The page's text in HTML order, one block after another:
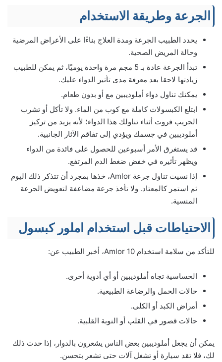
الجرعة وطريقة الاستخدام
يحدد الطبيب الجرعة ومدة العلاج بناءًا على الأعراض المرضية
وحالة المريض الصحية.
تبدأ الجرعة عادة بـ 5 مجم مرة واحدة يوميًا، ثم يمكن للطبيب
زيادتها لاحقا بعد معرفة مدى تأثير الدواء عليك.
يمكنك تناول دواء أملوديبين مع أو بدون طعام.
ابتلع الكبسولات كاملة مع كوب من الماء. ولا تأكل أو تشرب
الجريب فروت أثناء تناولك هذا الدواء؛ لأنه يزيد من تركيز
أملوديبين في جسمك ويؤدي إلى تفاقم الآثار الجانبية.
قد يستغرق الأمر أسبوعين للحصول على فائدة من الدواء
ويظهر تأثيره في خفض ضغط الدم المرتفع.
إذا نسيت تناول جرعة Amlor، خذها بمجرد أن تتذكر ذلك اليوم
ثم استمر كالمعتاد. ولا تأخذ جرعة مضاعفة لتعويض الجرعة
المنسية.
الاحتياطات قبل استخدام املور كبسول
للتأكد من سلامة استخدام Amlor 10، أخبر الطبيب عن:
الحساسية تجاه أملوديبين أو أي أدوية أخرى.
حالات الحمل والرضاعة الطبيعية.
أمراض الكبد أو الكلى.
حالات قصور في القلب أو النوبة القلبية.
يمكن أن يجعل أملوديبين بعض الناس يشعرون بالدوار، إذا حدث ذلك
لك، فلا تقد سيارة أو تشغل آلات حتى تشعر بتحسن.